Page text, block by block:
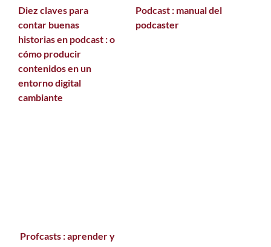
Diez claves para
contar buenas
historias en podcast : o
cómo producir
contenidos en un
entorno digital
cambiante
Podcast : manual del
podcaster
Profcasts : aprender y